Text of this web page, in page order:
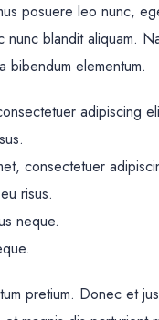
posuere leo nunc,
blandit aliquam.
bibendum elementum.
adipiscing
consectetuer
risus.
neque.
pretium. Donec et